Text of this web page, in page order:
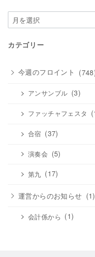
ア
ー
イ
カテゴリー
今週のフロイント
アンサンブル (3)
ファッチャフェスタ
合宿 (37)
演奏会 (5)
第九 (17)
運営からのお知らせ (1)
会計係から (1)